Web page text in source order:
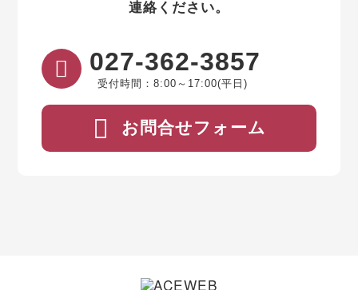
連絡ください。
027-362-3857
受付時間：8:00～17:00(平日)
お問合せフォーム